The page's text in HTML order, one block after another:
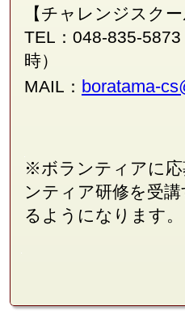
【チャレンジスク
TEL：048-835-
時）
MAIL： boratama-
※ボランティアに応
ンティア研修を受
るようになります。